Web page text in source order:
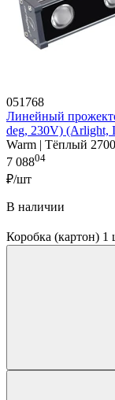
051768
Линейный
deg, 230V) (Arlight,
Warm | Тёплый
7 08804
₽/шт
В наличии
Коробка (картон)